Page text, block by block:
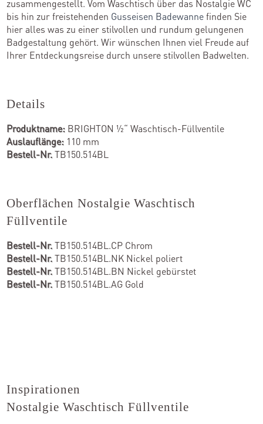
zusammengestellt. Vom Waschtisch über das Nostalgie WC
bis hin zur freistehenden Gusseisen Badewannefinden Sie
hier alles was zu einer stilvollen und rundum gelungenen
Badgestaltung gehört. Wir wünschen Ihnen viel Freude auf
Ihrer Entdeckungsreise durch unsere stilvollen Badwelten.
Details
Produktname: BRIGHTON ½“ Waschtisch-Füllventile
Auslauflänge: 110 mm
Bestell-Nr.TB150.514BL
Oberflächen Nostalgie Waschtisch
Füllventile
Bestell-Nr.TB150.514BL.CP Chrom
Bestell-Nr.TB150.514BL.NK Nickel poliert
Bestell-Nr.TB150.514BL.BN Nickel gebürstet
Bestell-Nr.TB150.514BL.AG Gold
Inspirationen
Nostalgie Waschtisch Füllventile